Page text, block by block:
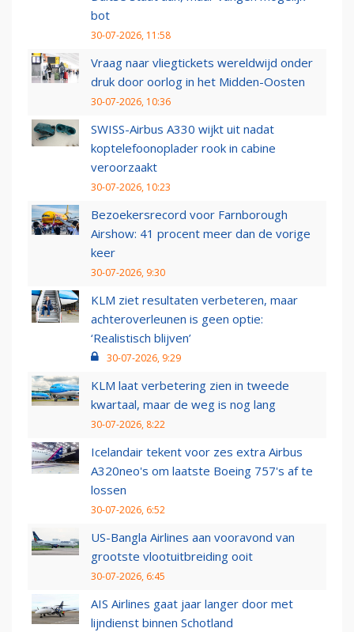
bot
30-07-2026, 11:58
Vraag naar vliegtickets wereldwijd onder
druk door oorlog in het Midden-Oosten
30-07-2026, 10:36
SWISS-Airbus A330 wijkt uit nadat
koptelefoonoplader rook in cabine
veroorzaakt
30-07-2026, 10:23
Bezoekersrecord voor Farnborough
Airshow: 41 procent meer dan de vorige
keer
30-07-2026, 9:30
KLM ziet resultaten verbeteren, maar
achteroverleunen is geen optie:
‘Realistisch blijven’
30-07-2026, 9:29
KLM laat verbetering zien in tweede
kwartaal, maar de weg is nog lang
30-07-2026, 8:22
Icelandair tekent voor zes extra Airbus
A320neo's om laatste Boeing 757's af te
lossen
30-07-2026, 6:52
US-Bangla Airlines aan vooravond van
grootste vlootuitbreiding ooit
30-07-2026, 6:45
AIS Airlines gaat jaar langer door met
lijndienst binnen Schotland